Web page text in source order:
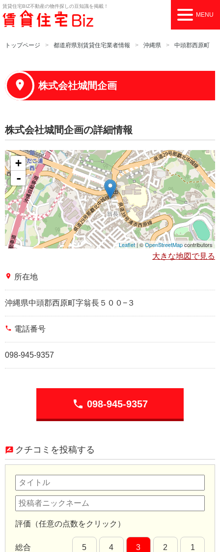
賃貸住宅BIZ不動産の物件探しの豆知識を掲載！
MENU
トップページ 都道府県別賃貸住宅業者情報 沖縄県 中頭郡西原町
株式会社城間企画
株式会社城間企画の詳細情報
+
-
Leaflet| ©OpenStreetMapcontributors
大きな地図で見る
place 所在地
沖縄県中頭郡西原町字翁長５００−３
phone 電話番号
098-945-9357
phone 098-945-9357
クチコミを投稿する
評価（任意の点数をクリック）
総合 5 4 3 2 1